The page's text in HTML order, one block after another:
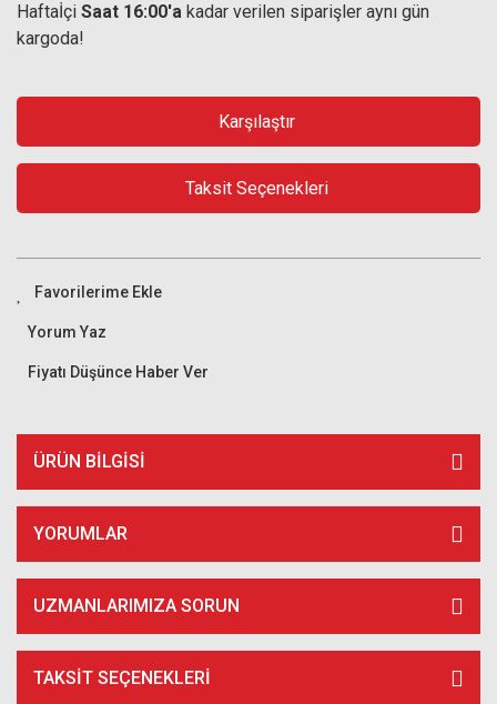
Haftaİçi Saat 16:00'a kadar verilen siparişler aynı gün
kargoda!
Karşılaştır
Taksit Seçenekleri
Yorum Yaz
Fiyatı Düşünce Haber Ver
ÜRÜN BILGISI
YORUMLAR
UZMANLARIMIZA SORUN
TAKSIT SEÇENEKLERI